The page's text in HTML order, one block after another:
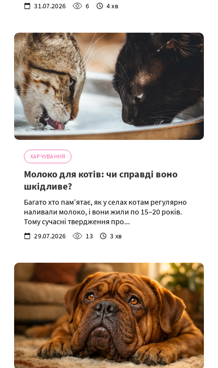
31.07.2026 6 4 хв
ХАРЧУВАННЯ
Молоко для котів: чи справді воно
шкідливе?
Багато хто пам’ятає, як у селах котам регулярно
наливали молоко, і вони жили по 15–20 років.
Тому сучасні твердження про...
29.07.2026 13 3 хв